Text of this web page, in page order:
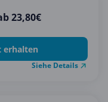
23,80€
erhalten
Siehe Details